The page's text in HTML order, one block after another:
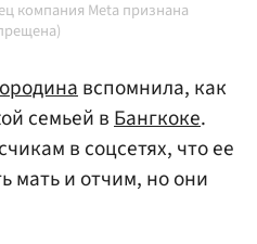
компания Meta признана
вспомнила, как
семьей вБангкоке.
в соцсетях, что ее
мать и отчим, но они